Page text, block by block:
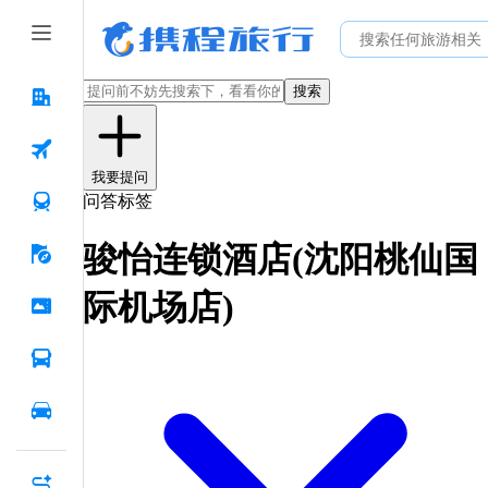
搜索
我要提问
问答标签
骏怡连锁酒店(沈阳桃仙国
际机场店)